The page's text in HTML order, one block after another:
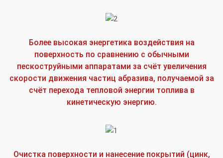
Более высокая энергетика воздействия на
поверхность по сравнению с обычными
пескоструйными аппаратами за счёт увеличения
скорости движения частиц абразива, получаемой за
счёт перехода тепловой энергии топлива в
кинетическую энергию.
Очистка поверхности и нанесение покрытий (цинк,